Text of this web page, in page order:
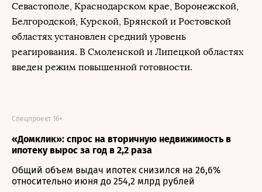
Севастополе, Краснодарском крае, Воронежской,
Белгородской, Курской, Брянской и Ростовской
областях установлен средний уровень
реагирования. В Смоленской и Липецкой областях
введен режим повышенной готовности.
«Домклик»: спрос на вторичную недвижимость в
ипотеку вырос за год в 2,2 раза
Спецпроект 16+
Общий объем выдач ипотек снизился на 26,6%
относительно июня до 254,2 млрд рублей